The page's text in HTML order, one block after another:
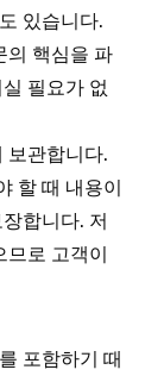
있습니다.
의 핵심을 파
필요가 없
보관합니다.
할 때 내용이
합니다. 저
므로 고객이
포함하기 때